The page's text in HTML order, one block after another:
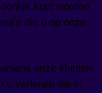
kunt worden
die u op onze
onze klanten
u verlenen die in